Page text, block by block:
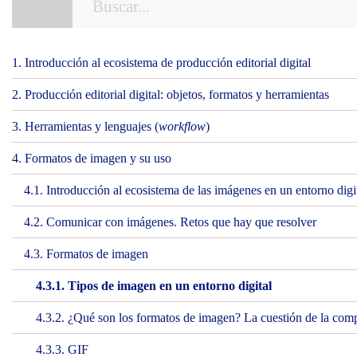
1. Introducción al ecosistema de producción editorial digital
2. Producción editorial digital: objetos, formatos y herramientas
3. Herramientas y lenguajes (workflow)
4. Formatos de imagen y su uso
4.1. Introducción al ecosistema de las imágenes en un entorno
4.2. Comunicar con imágenes. Retos que hay que resolver
4.3. Formatos de imagen
4.3.1. Tipos de imagen en un entorno digital
4.3.2. ¿Qué son los formatos de imagen? La cuestión de la
4.3.3. GIF